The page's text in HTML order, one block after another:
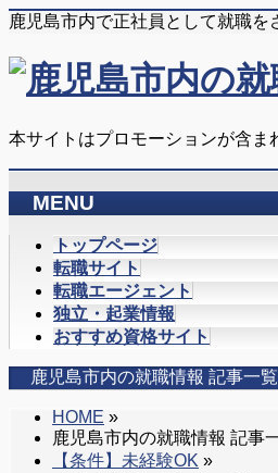
鹿児島市内で正社員として就職を
本サイトはプロモーションが含ま
MENU
トップページ
転職サイト
転職エージェント
独立・起業情報
おすすめ資格サイト
鹿児島市内の就職情報 記事一覧
HOME »
鹿児島市内の就職情報 記事
【条件】未経験OK »